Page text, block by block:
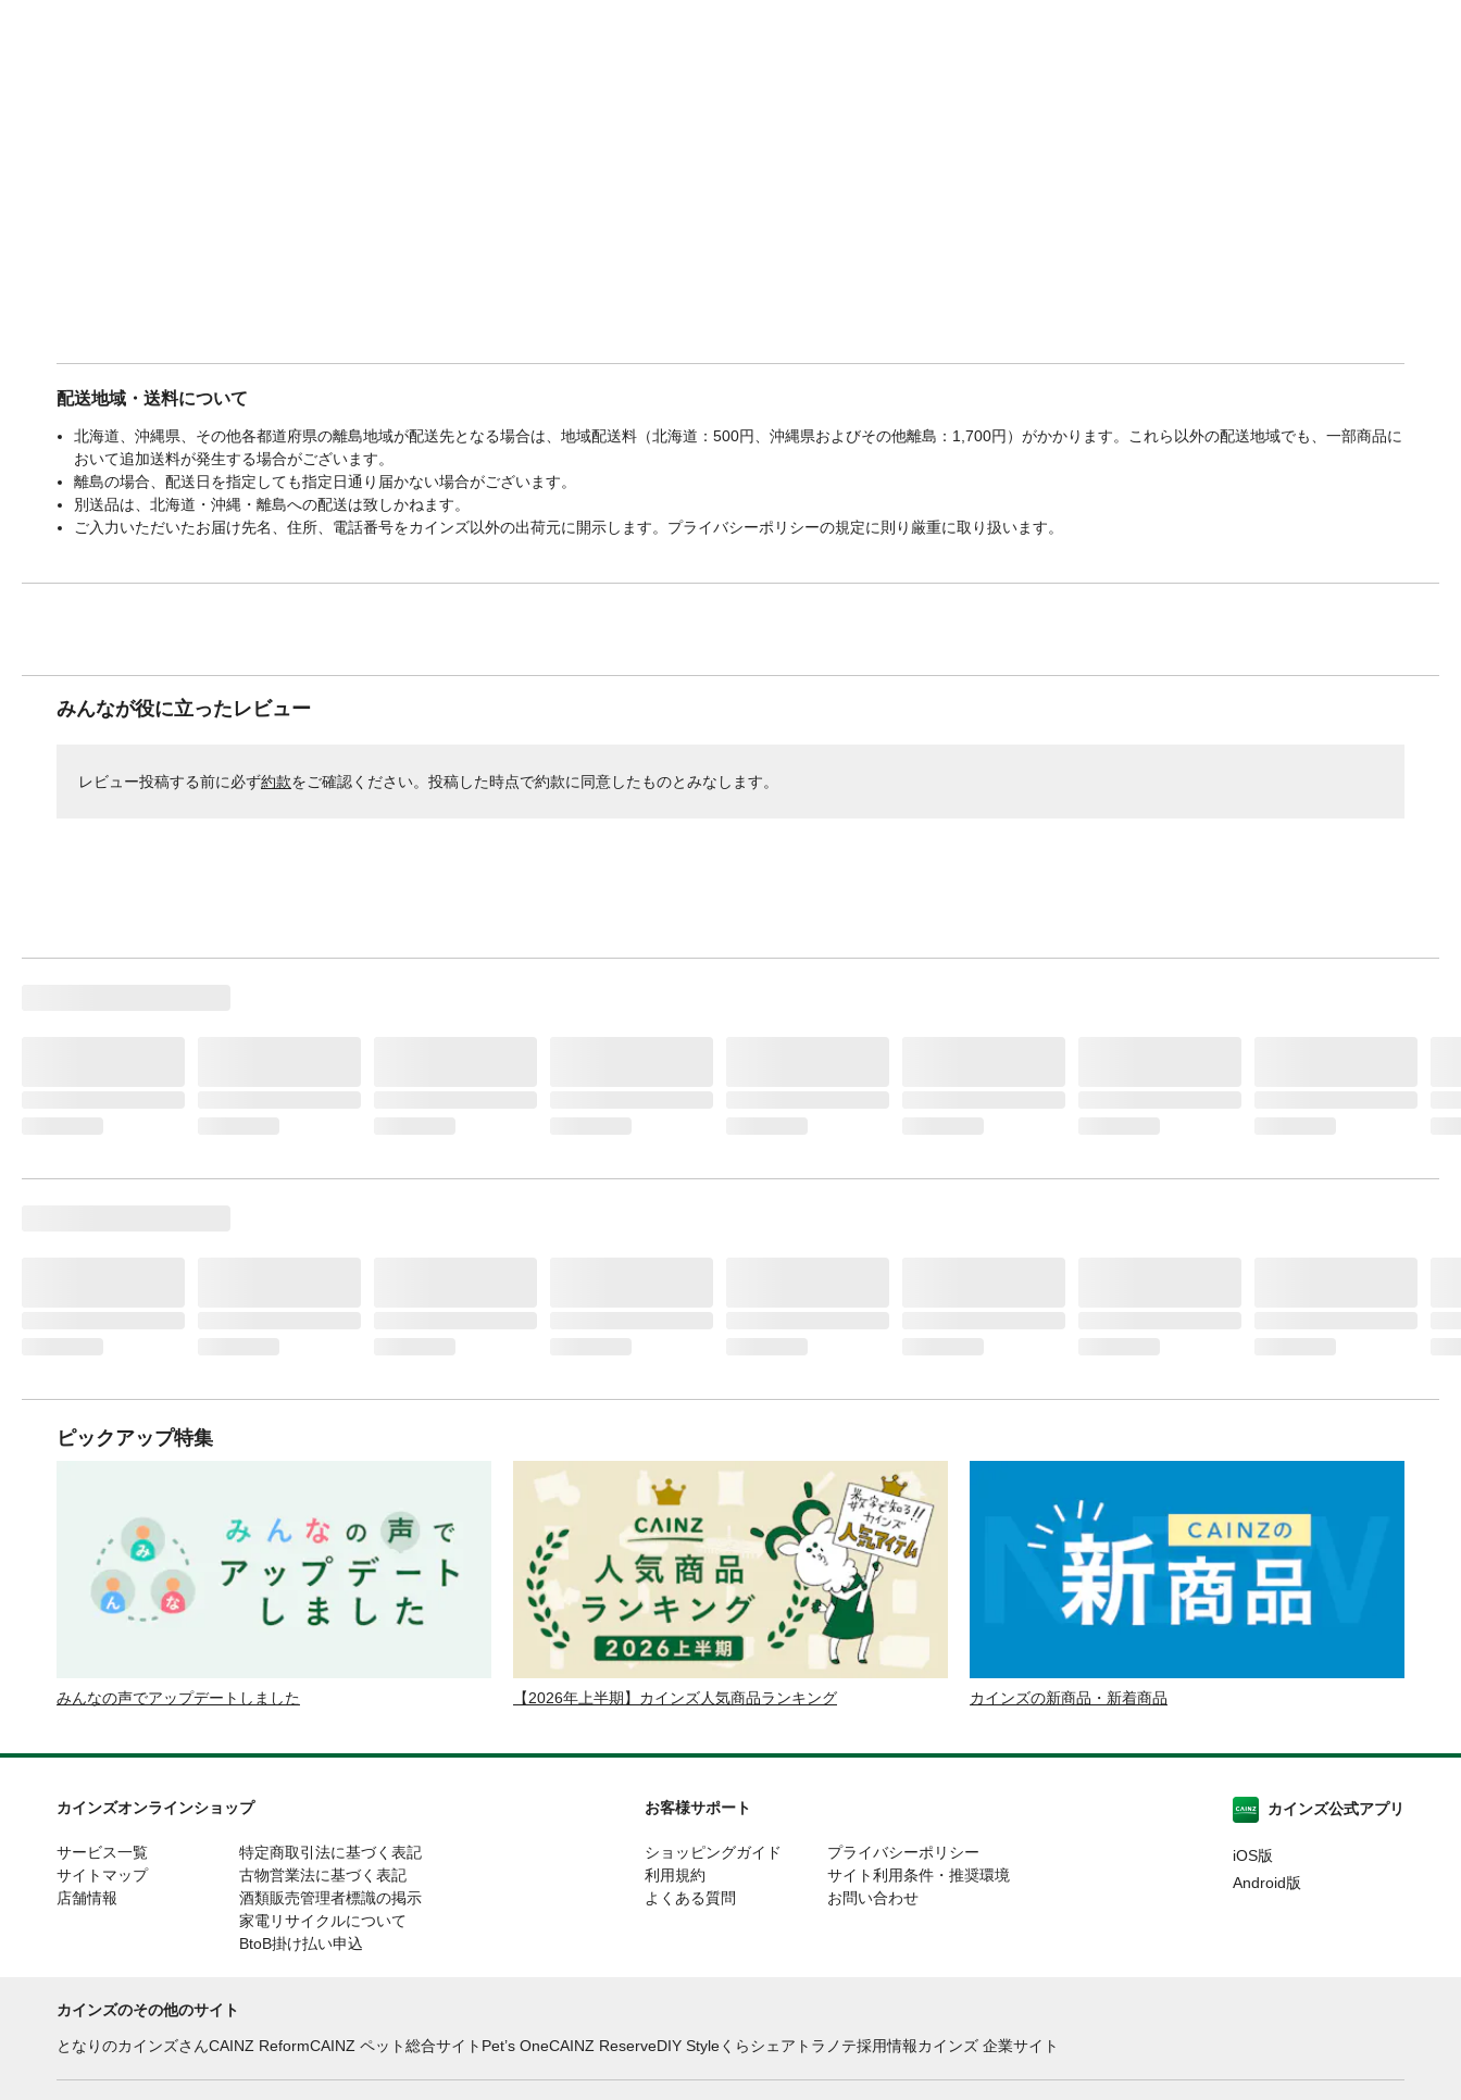
配送地域・送料について
北海道、沖縄県、その他各都道府県の離島地域が配送先となる場合は、地域配送料（北海道：500円、沖縄県およびその他離島：1,700円）がかかります。これら以外の配送地域でも、一部商品に
おいて追加送料が発生する場合がございます。
離島の場合、配送日を指定しても指定日通り届かない場合がございます。
別送品は、北海道・沖縄・離島への配送は致しかねます。
ご入力いただいたお届け先名、住所、電話番号をカインズ以外の出荷元に開示します。プライバシーポリシーの規定に則り厳重に取り扱います。
みんなが役に立ったレビュー
レビュー投稿する前に必ず約款をご確認ください。投稿した時点で約款に同意したものとみなします。
ピックアップ特集
みんなの声でアップデートしました 【2026年上半期】カインズ人気商品ランキング カインズの新商品・新着商品
カインズオンラインショップ
サービス一覧
サイトマップ
店舗情報
特定商取引法に基づく表記
古物営業法に基づく表記
酒類販売管理者標識の掲示
家電リサイクルについて
BtoB掛け払い申込
お客様サポート
ショッピングガイド
利用規約
よくある質問
プライバシーポリシー
サイト利用条件・推奨環境
お問い合わせ
カインズ公式アプリ
iOS版
Android版
カインズのその他のサイト
となりのカインズさんCAINZ ReformCAINZ ペット総合サイト Pet’s OneCAINZ ReserveDIY Styleくらシェア トラノテ採用情報カインズ 企業サイト